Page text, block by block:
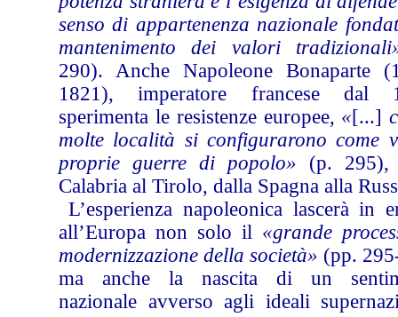
senso di appartenenza nazionale
mantenimento dei valori
290). Anche Napoleone Bonaparte
1821), imperatore francese dal
sperimenta le resistenze europee, «[...]
molte località si configurarono come
proprie guerre di popolo» (p. 295),
Calabria al Tirolo, dalla Spagna alla
L’esperienza napoleonica lascerà in
all’Europa non solo il «grande
modernizzazione della società» (pp.
ma anche la nascita di un
nazionale avverso agli ideali